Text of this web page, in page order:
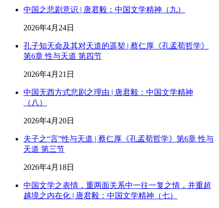
中国之悲剧意识 | 唐君毅：中国文学精神（九）
2026年4月24日
孔子知天命及其对天道的遥契 | 蔡仁厚《孔孟荀哲学》
第6章 性与天道 第四节
2026年4月21日
中国无西方式悲剧之理由 | 唐君毅：中国文学精神
（八）
2026年4月20日
夫子之“言”性与天道 | 蔡仁厚《孔孟荀哲学》第6章 性与
天道 第三节
2026年4月18日
中国文学之表情，重两面关系中一往一复之情，并重超
越境之内在化 | 唐君毅：中国文学精神（七）